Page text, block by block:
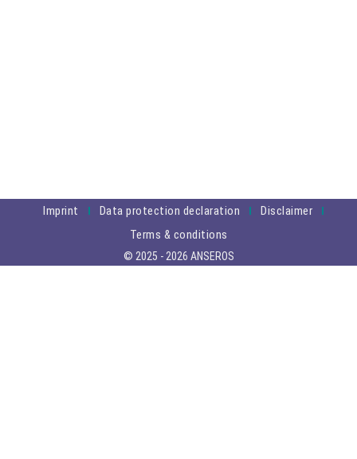
Imprint Data protection declaration
Disclaimer
Terms & conditions
© 2025 - 2026 ANSEROS